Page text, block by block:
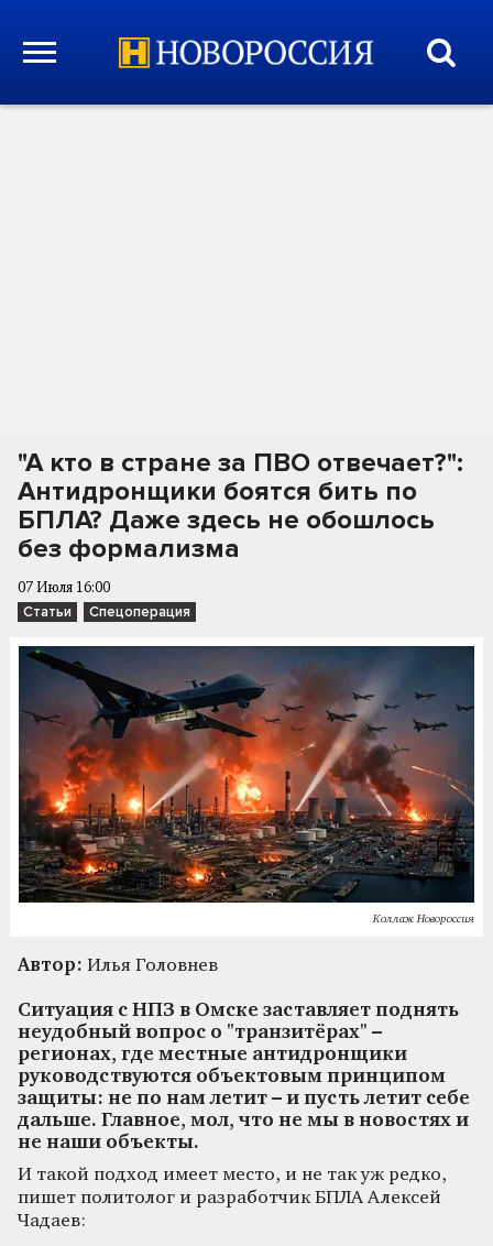
"А кто в стране за ПВО отвечает?":
Антидронщики боятся бить по
БПЛА? Даже здесь не обошлось
без формализма
07 Июля 16:00
Статьи Спецоперация
Коллаж Новороссия
Автор: Илья Головнев
Ситуация с НПЗ в Омске заставляет поднять
неудобный вопрос о "транзитёрах" –
регионах, где местные антидронщики
руководствуются объектовым принципом
защиты: не по нам летит – и пусть летит себе
дальше. Главное, мол, что не мы в новостях и
не наши объекты.
И такой подход имеет место, и не так уж редко,
пишет политолог и разработчик БПЛА Алексей
Чадаев: